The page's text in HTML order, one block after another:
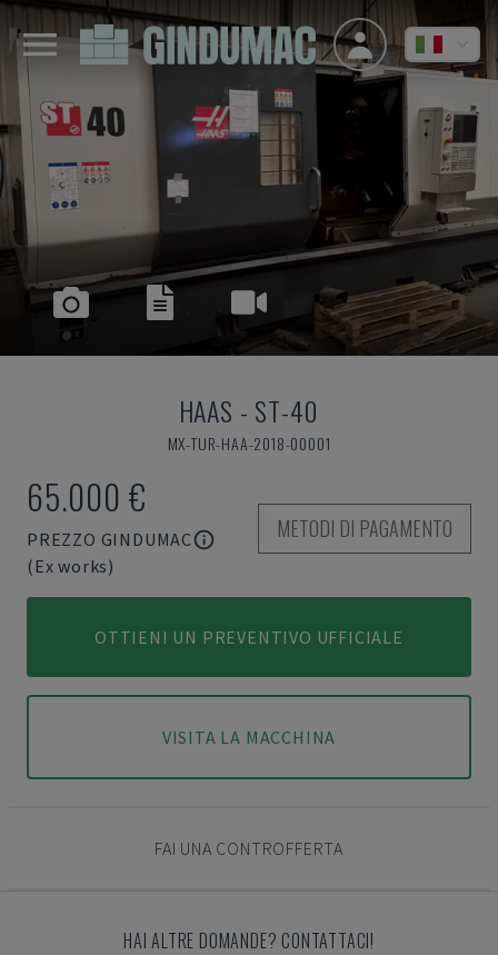
HAAS - ST-40
MX-TUR-HAA-2018-00001
65.000 €
PREZZO GINDUMAC
(Ex works)
METODI DI PAGAMENTO
OTTIENI UN PREVENTIVO UFFICIALE
VISITA LA MACCHINA
FAI UNA CONTROFFERTA
HAI ALTRE DOMANDE? CONTATTACI!